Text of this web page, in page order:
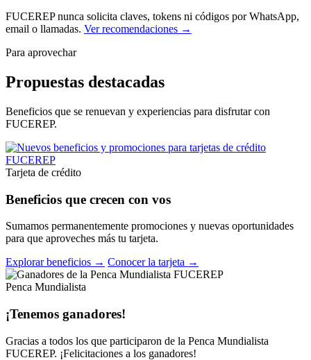
FUCEREP nunca solicita claves, tokens ni códigos por WhatsApp,
email o llamadas. Ver recomendaciones →
Para aprovechar
Propuestas destacadas
Beneficios que se renuevan y experiencias para disfrutar con
FUCEREP.
Tarjeta de crédito
Beneficios que crecen con vos
Sumamos permanentemente promociones y nuevas oportunidades
para que aproveches más tu tarjeta.
Explorar beneficios → Conocer la tarjeta →
Penca Mundialista
¡Tenemos ganadores!
Gracias a todos los que participaron de la Penca Mundialista
FUCEREP. ¡Felicitaciones a los ganadores!